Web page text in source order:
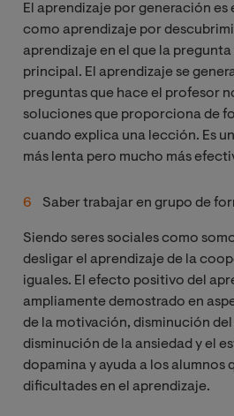
El aprendizaje por generación es
como aprendizaje por
aprendizaje en el que la
principal. El aprendizaje se
preguntas que hace el profesor
soluciones que proporciona de
cuando explica una lección. Es
más lenta pero mucho más
Saber trabajar en grupo de
Siendo seres sociales como
desligar el aprendizaje de la
iguales. El efecto positivo del
ampliamente demostrado en
de la motivación, disminución
disminución de la ansiedad y el
dopamina y ayuda a los alumnos
dificultades en el aprendizaje.